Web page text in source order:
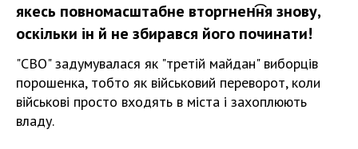
якесь повномасштабне вторгнен͡ня знову,
оскільки ѵін й не збирався його починати!
"СВО" задумувалася як "третій майдан" виборців
порошенка, тобто як військовий переворот, коли
військові просто входять в міста і захоплюють
владу.